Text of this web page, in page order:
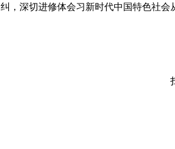
纠，深切进修体会习新时代中国特色社会